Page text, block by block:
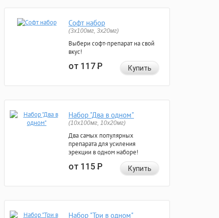
Софт набор
(3x100мг, 3x20мг)
Выбери софт-препарат на свой
вкус!
от 117Р Купить
Набор "Два в одном"
(10x100мг, 10x20мг)
Два самых популярных
препарата для усиления
эрекции в одном наборе!
от 115Р Купить
Набор "Три в одном"